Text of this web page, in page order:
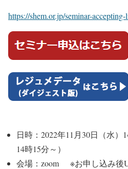
https://shem.or.jp/seminar-accepting-
日時：2022年11月30日（水）
14時15分～）
会場：zoom ※お申し込み後